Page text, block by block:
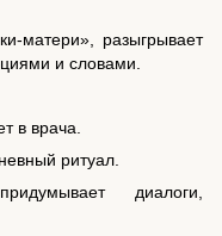
матери», разыгрывает
и словами.
в врача.
ритуал.
диалоги,